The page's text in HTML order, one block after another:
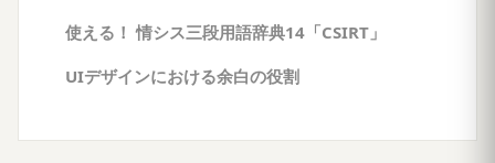
使える！ 情シス三段用語辞典14「CSIRT」
UIデザインにおける余白の役割